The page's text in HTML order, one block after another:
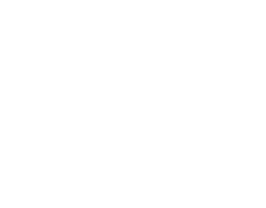
vraagt om steeds scherpere
in het belang van onze
om de economische effecten
nog beperkt. Maar het effect van
wel steeds